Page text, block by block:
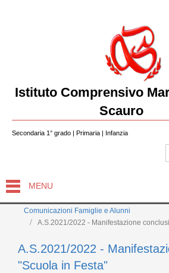
Istituto Comprensivo
Scauro
Secondaria 1° grado | Primaria | Infanzia
MENU
Comunicazioni Famiglie e Alunni
A.S.2021/2022 - Manifestazione
A.S.2021/2022 -
"Scuola in Festa"